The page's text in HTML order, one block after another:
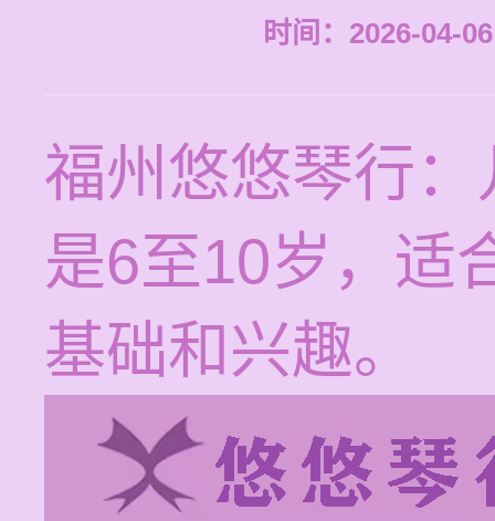
时间：2026-04-
福州悠悠琴行
是6至10岁，适
基础和兴趣。